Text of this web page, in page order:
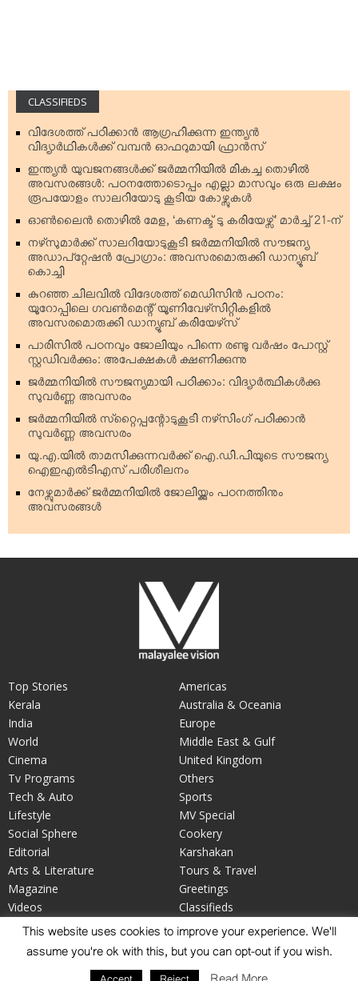
CLASSIFIEDS
വിദേശത്ത് പഠിക്കാന്‍ ആഗ്രഹിക്കുന്ന ഇന്ത്യന്‍
വിദ്യാര്‍ഥികള്‍ക്ക് വമ്പന്‍ ഓഫറുമായി ഫ്രാന്‍സ്
ഇന്ത്യന്‍ യുവജനങ്ങള്‍ക്ക് ജര്‍മ്മനിയില്‍ മികച്ച തൊഴില്‍
അവസരങ്ങള്‍: പഠനത്തോടൊപ്പം എല്ലാ മാസവും ഒരു ലക്ഷം
രൂപയോളം സാലറിയോടു കൂടിയ കോഴ്സുകള്‍
ഓണ്‍ലൈന്‍ തൊഴില്‍ മേള, ‘കണക്ട് ടു കരിയേഴ്സ്’ മാര്‍ച്ച് 21-ന്
നഴ്‌സുമാര്‍ക്ക് സാലറിയോടുകൂടി ജര്‍മ്മനിയില്‍ സൗജന്യ
അഡാപ്റ്റേഷന്‍ പ്രോഗ്രാം: അവസരമൊരുക്കി ഡാന്യൂബ്
കൊച്ചി
കുറഞ്ഞ ചിലവില്‍ വിദേശത്ത് മെഡിസിന്‍ പഠനം:
യൂറോപ്പിലെ ഗവണ്‍മെന്റ് യൂണിവേഴ്‌സിറ്റികളില്‍
അവസരമൊരുക്കി ഡാന്യൂബ് കരിയേഴ്‌സ്
പാരിസില്‍ പഠനവും ജോലിയും പിന്നെ രണ്ടു വര്‍ഷം പോസ്റ്റ്
സ്റ്റഡിവര്‍ക്കും: അപേക്ഷകള്‍ ക്ഷണിക്കുന്നു
ജര്‍മ്മനിയില്‍ സൗജന്യമായി പഠിക്കാം: വിദ്യാര്‍ത്ഥികള്‍ക്കു
സുവര്‍ണ്ണ അവസരം
ജര്‍മ്മനിയില്‍ സ്‌റ്റൈപ്പന്റോടുകൂടി നഴ്‌സിംഗ് പഠിക്കാന്‍
സുവര്‍ണ്ണ അവസരം
യു.എ.യില്‍ താമസിക്കുന്നവര്‍ക്ക് ഐ.ഡി.പിയുടെ സൗജന്യ
ഐഇഎല്‍ടിഎസ് പരിശീലനം
നേഴ്സുമാര്‍ക്ക് ജര്‍മ്മനിയില്‍ ജോലിയ്ക്കും പഠനത്തിനും
അവസരങ്ങള്‍
Top Stories
Kerala
India
World
Cinema
Tv Programs
Tech & Auto
Americas
Australia & Oceania
Europe
Middle East & Gulf
United Kingdom
Others
Sports
Lifestyle
Social Sphere
Editorial
Arts & Literature
Magazine
Videos
Your Say
MV Special
Cookery
Karshakan
Tours & Travel
Greetings
Classifieds
Obituary
This website uses cookies to improve your experience. We'll
assume you're ok with this, but you can opt-out if you wish.